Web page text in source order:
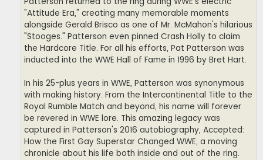
"Attitude Era," creating many memorable moments
alongside Gerald Brisco as one of Mr. McMahon's hilarious
"Stooges." Patterson even pinned Crash Holly to claim
the Hardcore Title. For all his efforts, Pat Patterson was
inducted into the WWE Hall of Fame in 1996 by Bret Hart.
In his 25-plus years in WWE, Patterson was synonymous
with making history. From the Intercontinental Title to the
Royal Rumble Match and beyond, his name will forever
be revered in WWE lore. This amazing legacy was
captured in Patterson's 2016 autobiography, Accepted:
How the First Gay Superstar Changed WWE, a moving
chronicle about his life both inside and out of the ring.